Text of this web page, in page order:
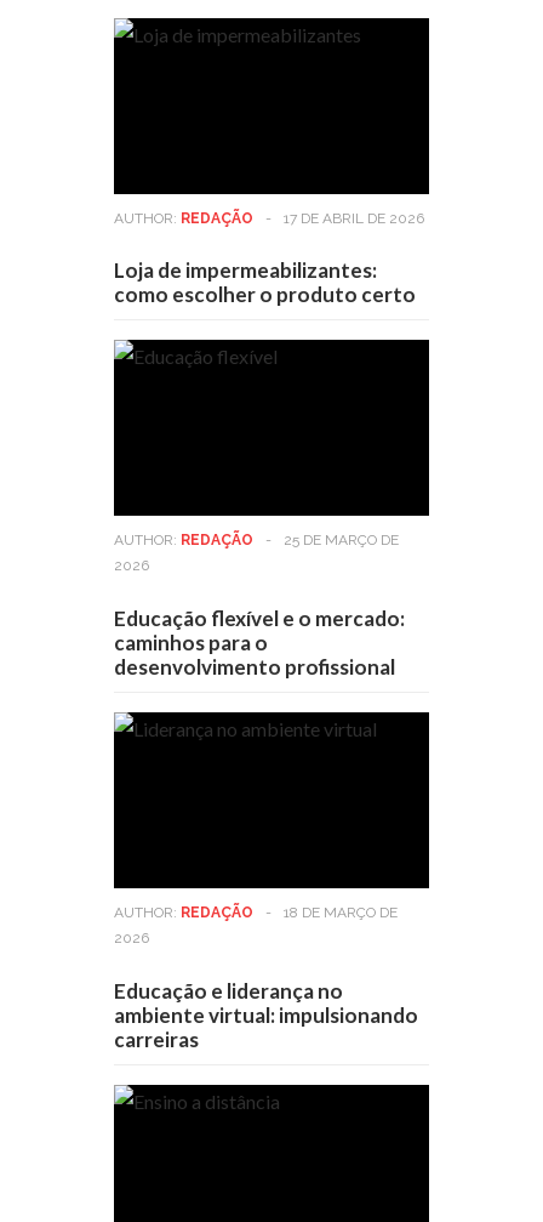
AUTHOR: REDAÇÃO - 17 DE ABRIL DE 2026
Loja de impermeabilizantes:
como escolher o produto certo
AUTHOR: REDAÇÃO -
25 DE MARÇO DE
2026
Educação flexível e o mercado:
caminhos para o
desenvolvimento profissional
AUTHOR: REDAÇÃO -
18 DE MARÇO DE
2026
Educação e liderança no
ambiente virtual: impulsionando
carreiras